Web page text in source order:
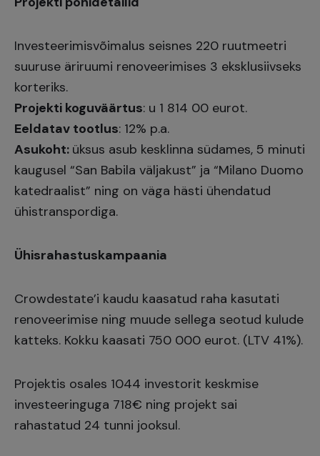
Investeerimisvõimalus seisnes 220 ruutmeetri
suuruse äriruumi renoveerimises 3 eksklusiivseks
korteriks.
Projekti koguväärtus: u 1 814 00 eurot.
Eeldatav tootlus: 12% p.a.
Asukoht: üksus asub kesklinna südames, 5 minuti
kaugusel “San Babila väljakust” ja “Milano Duomo
katedraalist” ning on väga hästi ühendatud
ühistranspordiga.
Ühisrahastuskampaania
Crowdestate’i kaudu kaasatud raha kasutati
renoveerimise ning muude sellega seotud kulude
katteks. Kokku kaasati 750 000 eurot. (LTV 41%).
Projektis osales 1044 investorit keskmise
investeeringuga 718€ ning projekt sai
rahastatud 24 tunni jooksul.